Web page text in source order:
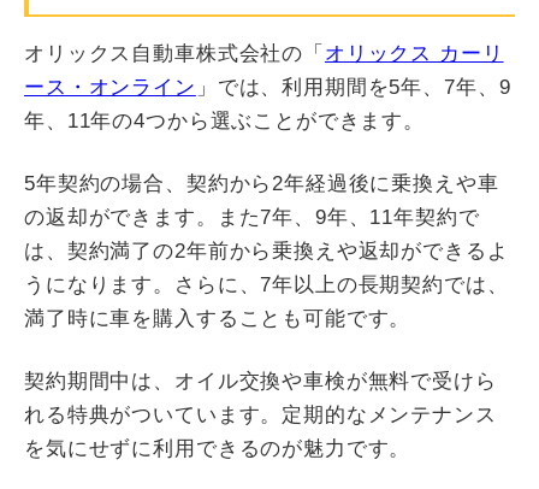
オリックス自動車株式会社の「 オリックス カーリ
ース・オンライン 」では、利用期間を5年、7年、9
年、11年の4つから選ぶことができます。
5年契約の場合、契約から2年経過後に乗換えや車
の返却ができます。また7年、9年、11年契約で
は、契約満了の2年前から乗換えや返却ができるよ
うになります。さらに、7年以上の長期契約では、
満了時に車を購入することも可能です。
契約期間中は、オイル交換や車検が無料で受けら
れる特典がついています。定期的なメンテナンス
を気にせずに利用できるのが魅力です。